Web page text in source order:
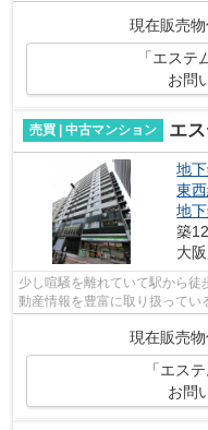
現在販売物
「エス
お問
売買 | 中古マンション エ
地
東
地
築
大
少し喧騒を離れていて駅から
動産情報を豊富に取り扱ってい
物件のご紹介を致します。当社
現在販売物
「エス
お問